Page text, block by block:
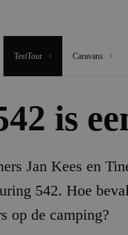
TestTour Caravans
is
Jan Kees en
542. Hoe
op de camping?